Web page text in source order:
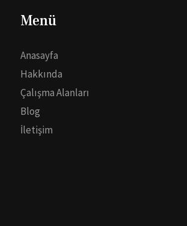
Menü
Anasayfa
Hakkında
Çalışma Alanları
Blog
İletişim